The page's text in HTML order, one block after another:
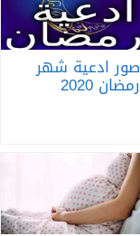
صور ادعية شهر
رمضان 2020